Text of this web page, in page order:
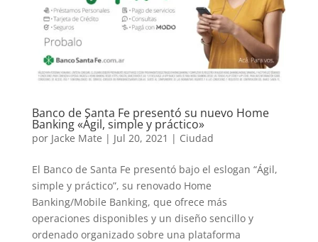
Banco de Santa Fe presentó su nuevo Home
Banking «Ágil, simple y práctico»
por Jacke Mate | Jul 20, 2021 | Ciudad
El Banco de Santa Fe presentó bajo el eslogan “Ágil,
simple y práctico”, su renovado Home
Banking/Mobile Banking, que ofrece más
operaciones disponibles y un diseño sencillo y
ordenado organizado sobre una plataforma